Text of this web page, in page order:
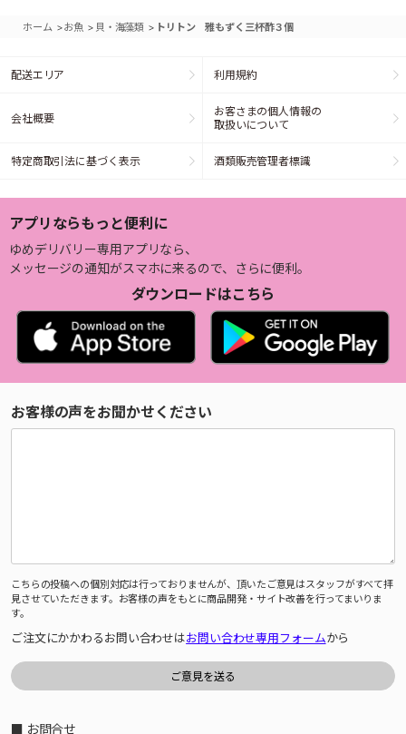
ホーム >お魚 > 貝・海藻類 > トリトン 雅もずく三杯酢３個
配送エリア 利用規約
会社概要
お客さまの個人情報の
取扱いについて
特定商取引法に基づく表示 酒類販売管理者標識
アプリならもっと便利に
ゆめデリバリー専用アプリなら、
メッセージの通知がスマホに来るので、さらに便利。
ダウンロードはこちら
お客様の声をお聞かせください
こちらの投稿への個別対応は行っておりませんが、頂いたご意見はスタッフがすべて拝
見させていただきます。お客様の声をもとに商品開発・サイト改善を行ってまいりま
す。
ご注文にかかわるお問い合わせはお問い合わせ専用フォームから
■ お問合せ